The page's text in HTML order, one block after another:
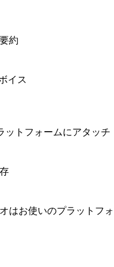
約
イス
トフォームにアタッチ
はお使いのプラットフ